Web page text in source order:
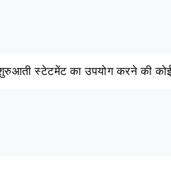
स्टेटमेंट का उपयोग करने की